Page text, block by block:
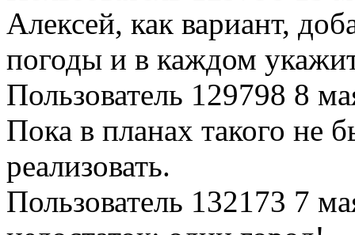
Алексей, как вариант,
погоды и в каждом
Пользователь 129798 8
Пока в планах такого не
реализовать.
Пользователь 132173 7